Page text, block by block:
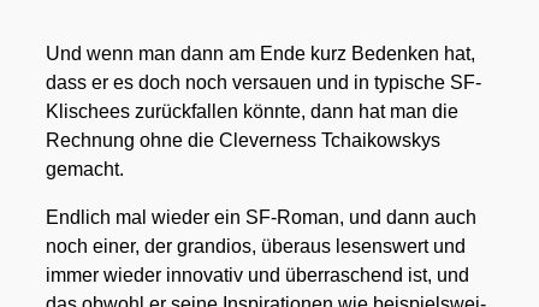
Und wenn man dann am Ende kurz Beden­ken hat,
dass er es doch noch ver­sau­en und in typi­sche SF-
Kli­schees zurück­fal­len könn­te, dann hat man die
Rech­nung ohne die Cle­ver­ness Tchai­kow­skys
gemacht.
End­lich mal wie­der ein SF-Roman, und dann auch
noch einer, der gran­di­os, über­aus lesens­wert und
immer wie­der inno­va­tiv und über­ra­schend ist, und